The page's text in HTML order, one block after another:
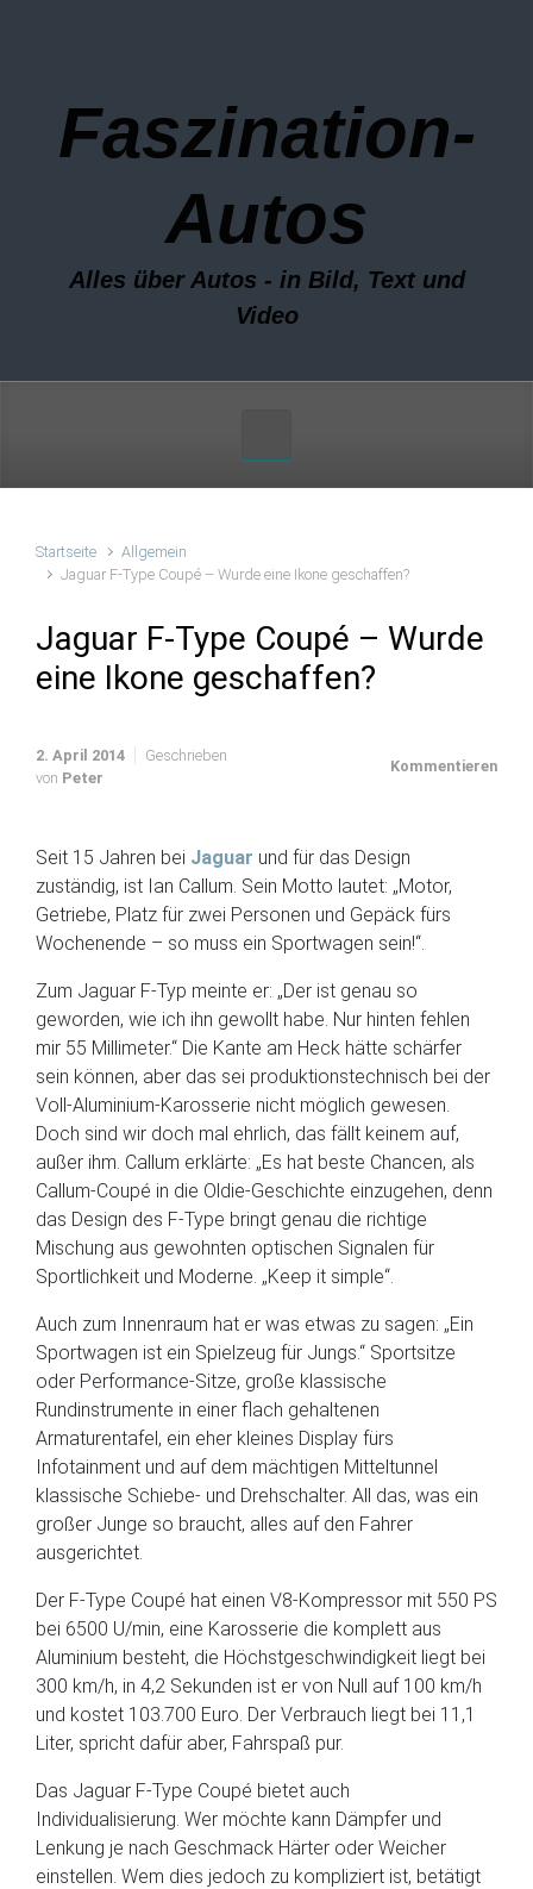
Faszination-
Autos
Alles über Autos - in Bild, Text und
Video
Startseite
Allgemein
Jaguar F-Type Coupé – Wurde eine Ikone geschaffen?
Jaguar F-Type Coupé – Wurde
eine Ikone geschaffen?
2. April 2014
Geschrieben
von Peter
Kommentieren
Seit 15 Jahren bei Jaguar und für das Design
zuständig, ist Ian Callum. Sein Motto lautet: „Motor,
Getriebe, Platz für zwei Personen und Gepäck fürs
Wochenende – so muss ein Sportwagen sein!“.
Zum Jaguar F-Typ meinte er: „Der ist genau so
geworden, wie ich ihn gewollt habe. Nur hinten fehlen
mir 55 Millimeter.“ Die Kante am Heck hätte schärfer
sein können, aber das sei produktionstechnisch bei der
Voll-Aluminium-Karosserie nicht möglich gewesen.
Doch sind wir doch mal ehrlich, das fällt keinem auf,
außer ihm. Callum erklärte: „Es hat beste Chancen, als
Callum-Coupé in die Oldie-Geschichte einzugehen, denn
das Design des F-Type bringt genau die richtige
Mischung aus gewohnten optischen Signalen für
Sportlichkeit und Moderne. „Keep it simple“.
Auch zum Innenraum hat er was etwas zu sagen: „Ein
Sportwagen ist ein Spielzeug für Jungs.“ Sportsitze
oder Performance-Sitze, große klassische
Rundinstrumente in einer flach gehaltenen
Armaturentafel, ein eher kleines Display fürs
Infotainment und auf dem mächtigen Mitteltunnel
klassische Schiebe- und Drehschalter. All das, was ein
großer Junge so braucht, alles auf den Fahrer
ausgerichtet.
Der F-Type Coupé hat einen V8-Kompressor mit 550 PS
bei 6500 U/min, eine Karosserie die komplett aus
Aluminium besteht, die Höchstgeschwindigkeit liegt bei
300 km/h, in 4,2 Sekunden ist er von Null auf 100 km/h
und kostet 103.700 Euro. Der Verbrauch liegt bei 11,1
Liter, spricht dafür aber, Fahrspaß pur.
Das Jaguar F-Type Coupé bietet auch
Individualisierung. Wer möchte kann Dämpfer und
Lenkung je nach Geschmack Härter oder Weicher
einstellen. Wem dies jedoch zu kompliziert ist, betätigt